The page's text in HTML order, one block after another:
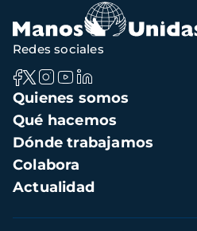
Navegación
principal
Quienes somos
Qué hacemos
Dónde trabajamos
Colabora
Actualidad
Redes sociales